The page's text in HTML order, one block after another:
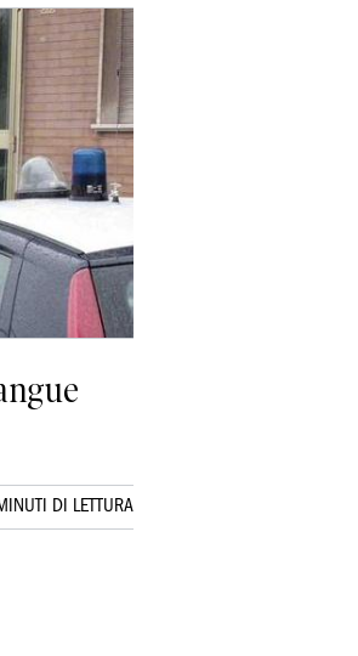
DI LETTURA